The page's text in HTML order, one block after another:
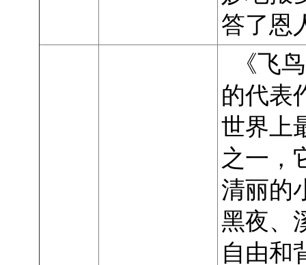
答了恩
《飞
的代表
世界上
之一，
清丽的
黑夜、
自由和